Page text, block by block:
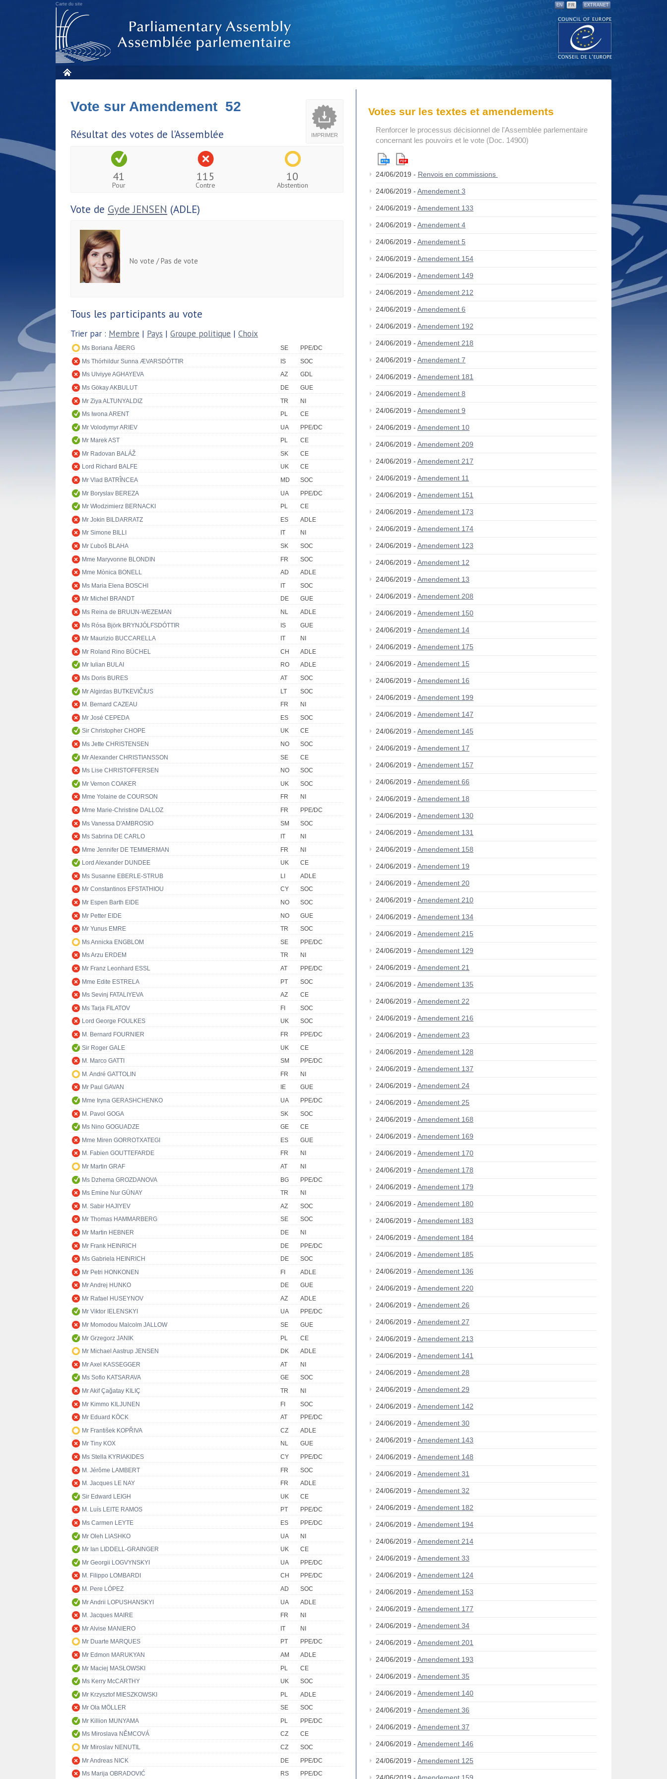
Carte du site EN FR EXTRANET
IMPRIMER
Vote sur Amendement 52
Résultat des votes de l'Assemblée
41
Pour
115
Contre
10
Abstention
Vote de Gyde JENSEN (ADLE)
No vote / Pas de vote
Tous les participants au vote
Trier par : Membre | Pays | Groupe politique | Choix
Ms Boriana ÅBERG SE
PPE/DC
Ms Thórhildur Sunna ÆVARSDÓTTIR
IS
SOC
Ms Ulviyye AGHAYEVA
AZ
GDL
Ms Gökay AKBULUT
DE
GUE
Mr Ziya ALTUNYALDIZ
TR
NI
Ms Iwona ARENT
PL
CE
Mr Volodymyr ARIEV
UA
PPE/DC
Mr Marek AST
PL
CE
Mr Radovan BALÁŽ
SK
CE
Lord Richard BALFE
UK
CE
Mr Vlad BATRÎNCEA
MD
SOC
Mr Boryslav BEREZA
UA
PPE/DC
Mr Włodzimierz BERNACKI
PL
CE
Mr Jokin BILDARRATZ
ES
ADLE
Mr Simone BILLI
IT
NI
Mr Ľuboš BLAHA
SK
SOC
Mme Maryvonne BLONDIN
FR
SOC
Mme Mònica BONELL
AD
ADLE
Ms Maria Elena BOSCHI
IT
SOC
Mr Michel BRANDT
DE
GUE
Ms Reina de BRUIJN-WEZEMAN
NL
ADLE
Ms Rósa Björk BRYNJÓLFSDÓTTIR
IS
GUE
Mr Maurizio BUCCARELLA
IT
NI
Mr Roland Rino BÜCHEL
CH
ADLE
Mr Iulian BULAI
RO
ADLE
Ms Doris BURES
AT
SOC
Mr Algirdas BUTKEVIČIUS
LT
SOC
M. Bernard CAZEAU
FR
NI
Mr José CEPEDA
ES
SOC
Sir Christopher CHOPE
UK
CE
Ms Jette CHRISTENSEN
NO
SOC
Mr Alexander CHRISTIANSSON
SE
CE
Ms Lise CHRISTOFFERSEN
NO
SOC
Mr Vernon COAKER
UK
SOC
Mme Yolaine de COURSON
FR
NI
Mme Marie-Christine DALLOZ
FR
PPE/DC
Ms Vanessa D'AMBROSIO
SM
SOC
Ms Sabrina DE CARLO
IT
NI
Mme Jennifer DE TEMMERMAN
FR
NI
Lord Alexander DUNDEE
UK
CE
Ms Susanne EBERLE-STRUB
LI
ADLE
Mr Constantinos EFSTATHIOU
CY
SOC
Mr Espen Barth EIDE
NO
SOC
Mr Petter EIDE
NO
GUE
Mr Yunus EMRE
TR
SOC
Ms Annicka ENGBLOM
SE
PPE/DC
Ms Arzu ERDEM
TR
NI
Mr Franz Leonhard ESSL
AT
PPE/DC
Mme Edite ESTRELA
PT
SOC
Ms Sevinj FATALIYEVA
AZ
CE
Ms Tarja FILATOV
FI
SOC
Lord George FOULKES
UK
SOC
M. Bernard FOURNIER
FR
PPE/DC
Sir Roger GALE
UK
CE
M. Marco GATTI
SM
PPE/DC
M. André GATTOLIN
FR
NI
Mr Paul GAVAN
IE
GUE
Mme Iryna GERASHCHENKO
UA
PPE/DC
M. Pavol GOGA
SK
SOC
Ms Nino GOGUADZE
GE
CE
Mme Miren GORROTXATEGI
ES
GUE
M. Fabien GOUTTEFARDE
FR
NI
Mr Martin GRAF
AT
NI
Ms Dzhema GROZDANOVA
BG
PPE/DC
Ms Emine Nur GÜNAY
TR
NI
M. Sabir HAJIYEV
AZ
SOC
Mr Thomas HAMMARBERG
SE
SOC
Mr Martin HEBNER
DE
NI
Mr Frank HEINRICH
DE
PPE/DC
Ms Gabriela HEINRICH
DE
SOC
Mr Petri HONKONEN
FI
ADLE
Mr Andrej HUNKO
DE
GUE
Mr Rafael HUSEYNOV
AZ
ADLE
Mr Viktor IELENSKYI
UA
PPE/DC
Mr Momodou Malcolm JALLOW
SE
GUE
Mr Grzegorz JANIK
PL
CE
Mr Michael Aastrup JENSEN
DK
ADLE
Mr Axel KASSEGGER
AT
NI
Ms Sofio KATSARAVA
GE
SOC
Mr Akif Çağatay KILIÇ
TR
NI
Mr Kimmo KILJUNEN
FI
SOC
Mr Eduard KÖCK
AT
PPE/DC
Mr František KOPŘIVA
CZ
ADLE
Mr Tiny KOX
NL
GUE
Ms Stella KYRIAKIDES
CY
PPE/DC
M. Jérôme LAMBERT
FR
SOC
M. Jacques LE NAY
FR
ADLE
Sir Edward LEIGH
UK
CE
M. Luís LEITE RAMOS
PT
PPE/DC
Ms Carmen LEYTE
ES
PPE/DC
Mr Oleh LIASHKO
UA
NI
Mr Ian LIDDELL-GRAINGER
UK
CE
Mr Georgii LOGVYNSKYI
UA
PPE/DC
M. Filippo LOMBARDI
CH
PPE/DC
M. Pere LÓPEZ
AD
SOC
Mr Andrii LOPUSHANSKYI
UA
ADLE
M. Jacques MAIRE
FR
NI
Mr Alvise MANIERO
IT
NI
Mr Duarte MARQUES
PT
PPE/DC
Mr Edmon MARUKYAN
AM
ADLE
Mr Maciej MASŁOWSKI
PL
CE
Ms Kerry McCARTHY
UK
SOC
Mr Krzysztof MIESZKOWSKI
PL
ADLE
Mr Ola MÖLLER
SE
SOC
Mr Killion MUNYAMA
PL
PPE/DC
Ms Miroslava NĚMCOVÁ
CZ
CE
Mr Miroslav NENUTIL
CZ
SOC
Mr Andreas NICK
DE
PPE/DC
Ms Marija OBRADOVIĆ
RS PPE/DC
Votes sur les textes et amendements
Renforcer le processus décisionnel de l'Assemblée parlementaire
concernant les pouvoirs et le vote (Doc. 14900)
24/06/2019 - Renvois en commissions
24/06/2019 - Amendement 3
24/06/2019 - Amendement 133
24/06/2019 - Amendement 4
24/06/2019 - Amendement 5
24/06/2019 - Amendement 154
24/06/2019 - Amendement 149
24/06/2019 - Amendement 212
24/06/2019 - Amendement 6
24/06/2019 - Amendement 192
24/06/2019 - Amendement 218
24/06/2019 - Amendement 7
24/06/2019 - Amendement 181
24/06/2019 - Amendement 8
24/06/2019 - Amendement 9
24/06/2019 - Amendement 10
24/06/2019 - Amendement 209
24/06/2019 - Amendement 217
24/06/2019 - Amendement 11
24/06/2019 - Amendement 151
24/06/2019 - Amendement 173
24/06/2019 - Amendement 174
24/06/2019 - Amendement 123
24/06/2019 - Amendement 12
24/06/2019 - Amendement 13
24/06/2019 - Amendement 208
24/06/2019 - Amendement 150
24/06/2019 - Amendement 14
24/06/2019 - Amendement 175
24/06/2019 - Amendement 15
24/06/2019 - Amendement 16
24/06/2019 - Amendement 199
24/06/2019 - Amendement 147
24/06/2019 - Amendement 145
24/06/2019 - Amendement 17
24/06/2019 - Amendement 157
24/06/2019 - Amendement 66
24/06/2019 - Amendement 18
24/06/2019 - Amendement 130
24/06/2019 - Amendement 131
24/06/2019 - Amendement 158
24/06/2019 - Amendement 19
24/06/2019 - Amendement 20
24/06/2019 - Amendement 210
24/06/2019 - Amendement 134
24/06/2019 - Amendement 215
24/06/2019 - Amendement 129
24/06/2019 - Amendement 21
24/06/2019 - Amendement 135
24/06/2019 - Amendement 22
24/06/2019 - Amendement 216
24/06/2019 - Amendement 23
24/06/2019 - Amendement 128
24/06/2019 - Amendement 137
24/06/2019 - Amendement 24
24/06/2019 - Amendement 25
24/06/2019 - Amendement 168
24/06/2019 - Amendement 169
24/06/2019 - Amendement 170
24/06/2019 - Amendement 178
24/06/2019 - Amendement 179
24/06/2019 - Amendement 180
24/06/2019 - Amendement 183
24/06/2019 - Amendement 184
24/06/2019 - Amendement 185
24/06/2019 - Amendement 136
24/06/2019 - Amendement 220
24/06/2019 - Amendement 26
24/06/2019 - Amendement 27
24/06/2019 - Amendement 213
24/06/2019 - Amendement 141
24/06/2019 - Amendement 28
24/06/2019 - Amendement 29
24/06/2019 - Amendement 142
24/06/2019 - Amendement 30
24/06/2019 - Amendement 143
24/06/2019 - Amendement 148
24/06/2019 - Amendement 31
24/06/2019 - Amendement 32
24/06/2019 - Amendement 182
24/06/2019 - Amendement 194
24/06/2019 - Amendement 214
24/06/2019 - Amendement 33
24/06/2019 - Amendement 124
24/06/2019 - Amendement 153
24/06/2019 - Amendement 177
24/06/2019 - Amendement 34
24/06/2019 - Amendement 201
24/06/2019 - Amendement 193
24/06/2019 - Amendement 35
24/06/2019 - Amendement 140
24/06/2019 - Amendement 36
24/06/2019 - Amendement 37
24/06/2019 - Amendement 146
24/06/2019 - Amendement 125